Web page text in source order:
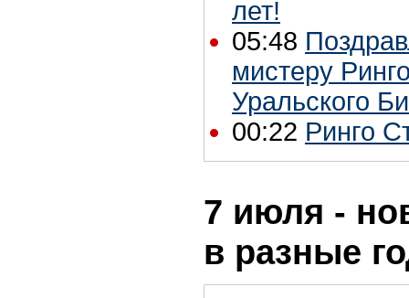
лет!
05:48
мистеру
Уральского
00:22 Ринго
7 июля -
в разные